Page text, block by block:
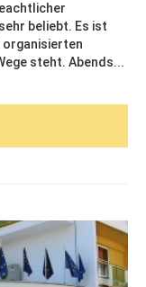
beliebt. Es ist
organisierten
steht. Abends...